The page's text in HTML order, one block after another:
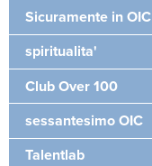
Sicuramente in OIC
spiritualita'
Club Over 100
sessantesimo OIC
Talentlab